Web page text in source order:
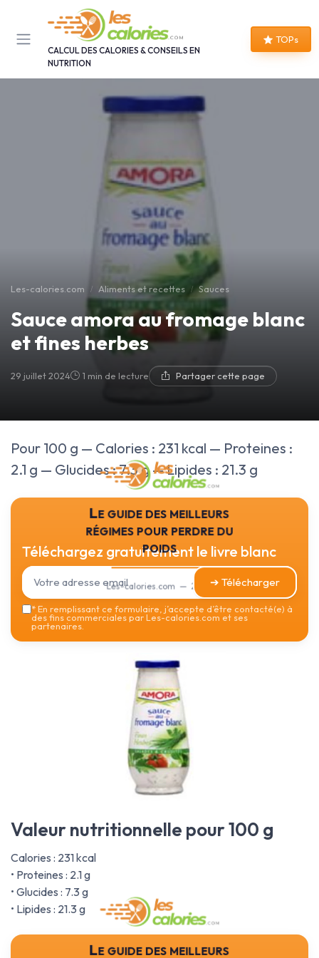
CALCUL DES CALORIES & CONSEILS EN
NUTRITION
TOPs
Les-calories.com Aliments et recettes Sauces
Sauce amora au fromage blanc
et fines herbes
29 juillet 2024 1 min de lecture Partager cette page
Pour 100 g — Calories : 231 kcal — Proteines :
2.1 g — Glucides : 7.3 g — Lipides : 21.3 g
Le guide des meilleurs
régimes pour perdre du
poids
Les-calories.com — 2026
Téléchargez gratuitement le livre blanc
➔ Télécharger
*En remplissant ce formulaire, j’accepte d’être contacté(e) à
des fins commerciales par Les-calories.com et ses
partenaires.
Valeur nutritionnelle pour 100 g
Calories : 231 kcal
• Proteines : 2.1 g
• Glucides : 7.3 g
• Lipides : 21.3 g
Le guide des meilleurs
Panneau de gestion des cookies